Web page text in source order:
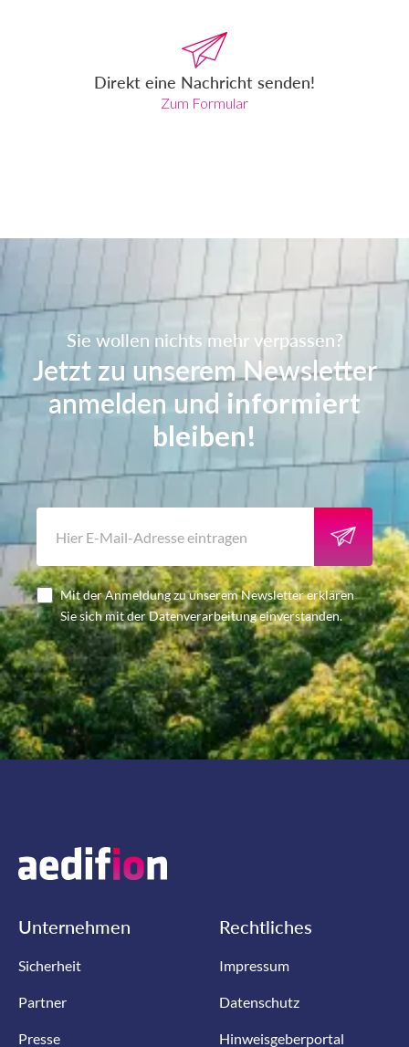
Direkt eine Nachricht senden!
Zum Formular
Sie wollen nichts mehr verpassen?
Jetzt zu unserem Newsletter
anmelden und informiert
bleiben!
Mit der Anmeldung zu unserem Newsletter erklären
Sie sich mit der Datenverarbeitung einverstanden.
Unternehmen
Sicherheit
Partner
Presse
Rechtliches
Impressum
Datenschutz
Hinweisgeberportal